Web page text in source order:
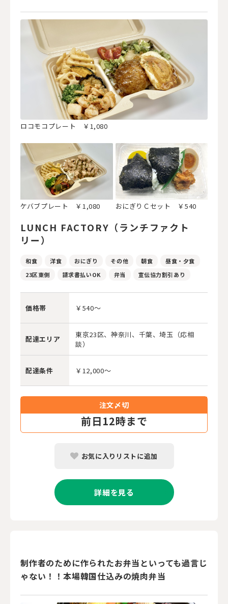
ロコモコプレート ￥1,080
ケバブプレート ￥1,080 おにぎりＣセット ￥540
LUNCH FACTORY（ランチファクト
リー）
和食 洋食 おにぎり その他 朝食
昼食・夕食
23区東側
請求書払いOK 弁当 宣伝協力割引あり
価格帯 ￥540～
配達エリア
東京23区、神奈川、千葉、埼玉（応相
談）
配達条件 ￥12,000～
注文〆切
前日12時まで
お気に入りリストに追加
詳細を見る
制作者のために作られたお弁当といっても過言じ
ゃない！！本場韓国仕込みの焼肉弁当